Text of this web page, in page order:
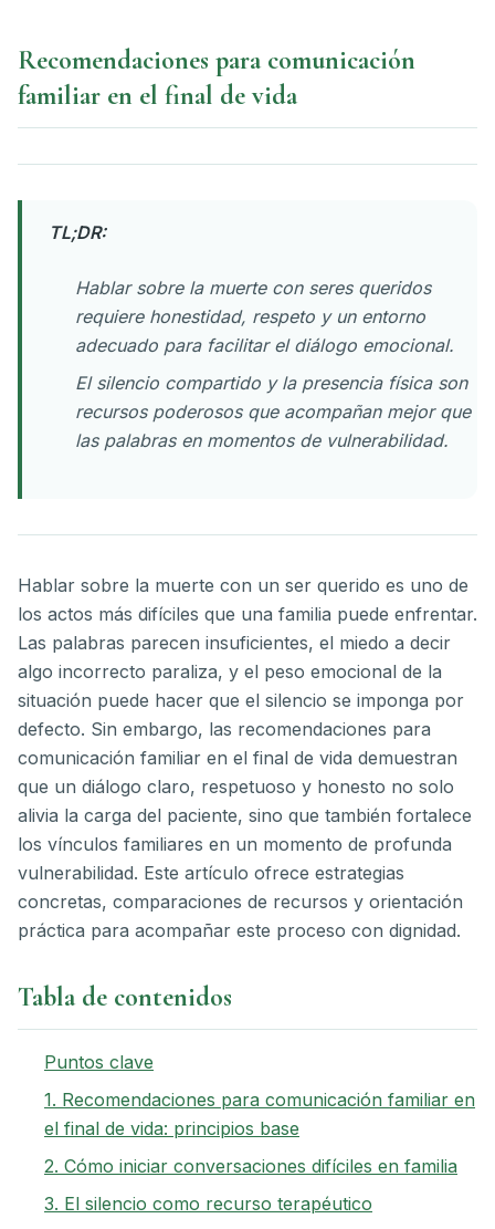
Recomendaciones para comunicación
familiar en el final de vida
TL;DR:
Hablar sobre la muerte con seres queridos
requiere honestidad, respeto y un entorno
adecuado para facilitar el diálogo emocional.
El silencio compartido y la presencia física son
recursos poderosos que acompañan mejor que
las palabras en momentos de vulnerabilidad.
Hablar sobre la muerte con un ser querido es uno de
los actos más difíciles que una familia puede enfrentar.
Las palabras parecen insuficientes, el miedo a decir
algo incorrecto paraliza, y el peso emocional de la
situación puede hacer que el silencio se imponga por
defecto. Sin embargo, las recomendaciones para
comunicación familiar en el final de vida demuestran
que un diálogo claro, respetuoso y honesto no solo
alivia la carga del paciente, sino que también fortalece
los vínculos familiares en un momento de profunda
vulnerabilidad. Este artículo ofrece estrategias
concretas, comparaciones de recursos y orientación
práctica para acompañar este proceso con dignidad.
Tabla de contenidos
Puntos clave
1. Recomendaciones para comunicación familiar en
el final de vida: principios base
2. Cómo iniciar conversaciones difíciles en familia
3. El silencio como recurso terapéutico